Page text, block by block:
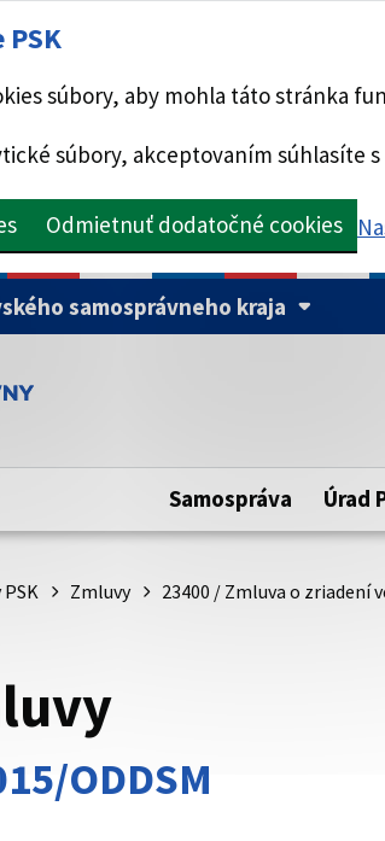
súbory, aby mohla táto stránka
súbory, akceptovaním súhlasíte
Odmietnuť dodatočné cookies
samosprávneho kraja
Prešovského samosprávneho
Samospráva Úrad
Zmluvy 23400 / Zmluva o zriadení
ODDSM